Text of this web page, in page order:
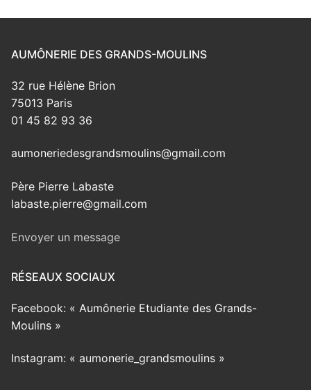
AUMÔNERIE DES GRANDS-MOULINS
32 rue Hélène Brion
75013 Paris
01 45 82 93 36
aumoneriedesgrandsmoulins@gmail.com
Père Pierre Labaste
labaste.pierre@gmail.com
Envoyer un message
RÉSEAUX SOCIAUX
Facebook: « Aumônerie Etudiante des Grands-
Moulins »
Instagram: « aumonerie_grandsmoulins »